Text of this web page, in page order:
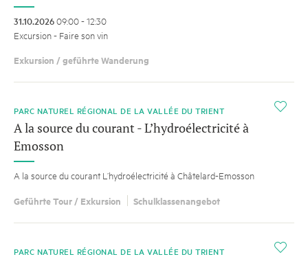
31.10.202609:00 - 12:30
Excursion - Faire son vin
Exkursion / geführte Wanderung
i
PARC NATUREL RÉGIONAL DE LA VALLÉE DU TRIENT
A la source du courant - L’hydroélectricité à
Emosson
A la source du courant L’hydroélectricité à Châtelard-Emosson
Geführte Tour / Exkursion Schulklassenangebot
i
PARC NATUREL RÉGIONAL DE LA VALLÉE DU TRIENT